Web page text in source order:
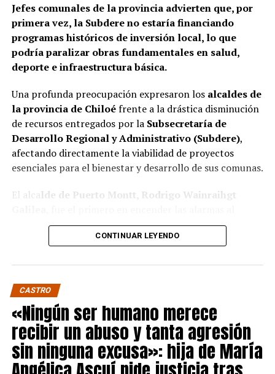
Jefes comunales de la provincia advierten que, por
primera vez, la Subdere no estaría financiando
programas históricos de inversión local, lo que
podría paralizar obras fundamentales en salud,
deporte e infraestructura básica.
Una profunda preocupación expresaron los alcaldes de
la provincia de Chiloéfrente a la drástica disminución
de recursos entregados por la Subsecretaría de
Desarrollo Regional y Administrativo (Subdere),
afectando directamente la viabilidad de proyectos
esenciales para el bienestar y desarrollo de sus comunas.
El alca lde de Puerto Montt, Rodrigo Wainraihgt
denunciar públicamente que la Subdere no cuenta con
fondos para financiar iniciativas del Programa de
Mejoramiento de Barrios (PMB), a pesar de que muchas
ya estaban declaradas elegibles.
historia, la Subdere no tiene recursos para estos
programas fundamentales”,afirmó el edil de la capital
regional de Los Lagos.
Sus pares de Chiloé respaldaron sus declaraciones,
manifestando su inquietud por el impacto que esta
CONTINUAR LEYENDO
CASTRO
«Ningún ser humano merece
recibir un abuso y tanta agresión
sin ninguna excusa»: hija de María